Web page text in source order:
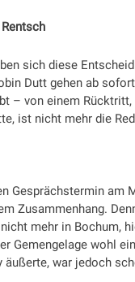
sich diese
Dutt gehen ab
– von einem
ist nicht mehr die
Gesprächstermin
Zusammenhang.
mehr in Bochum,
Gemengelage wohl
äußerte, war jedoch